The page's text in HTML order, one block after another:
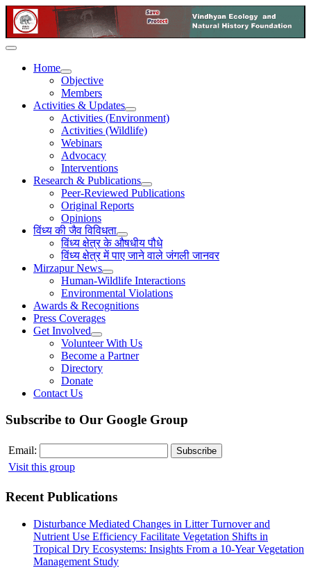
Home
Objective
Members
Activities & Updates
Activities (Environment)
Activities (Wildlife)
Webinars
Advocacy
Interventions
Research & Publications
Peer-Reviewed Publications
Original Reports
Opinions
विंध्य की जैव विविधता
विंध्य क्षेत्र के औषधीय पौधे
विंध्य क्षेत्र में पाए जाने वाले जंगली जानवर
Mirzapur News
Human-Wildlife Interactions
Environmental Violations
Awards & Recognitions
Press Coverages
Get Involved
Volunteer With Us
Become a Partner
Directory
Donate
Contact Us
Subscribe to Our Google Group
Email:
Visit this group
Recent Publications
Disturbance Mediated Changes in Litter Turnover and
Nutrient Use Efficiency Facilitate Vegetation Shifts in
Tropical Dry Ecosystems: Insights From a 10-Year Vegetation
Management Study